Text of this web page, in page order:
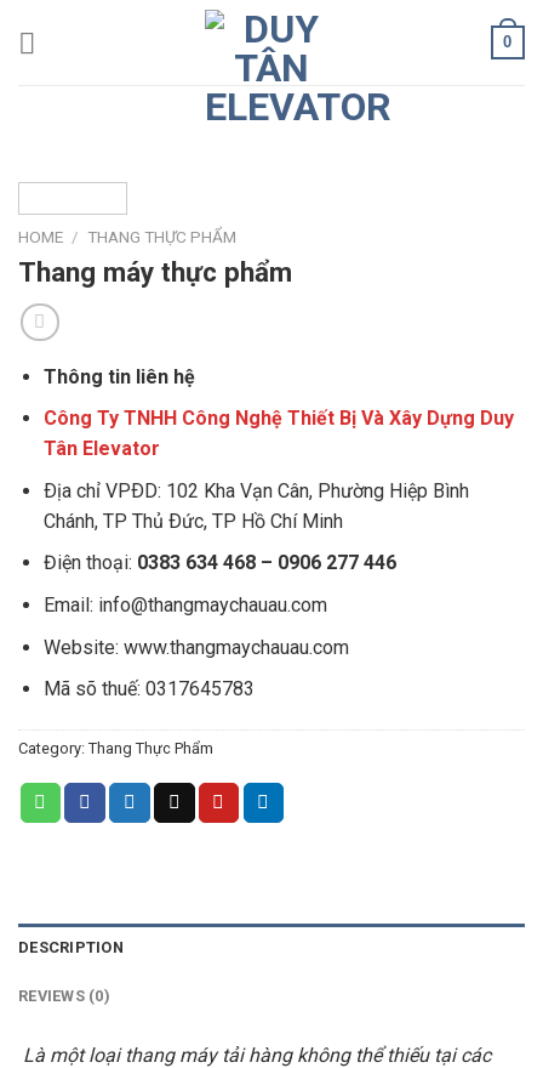
0
HOME / THANG THỰC PHẨM
Thang máy thực phẩm
Thông tin liên hệ
Công Ty TNHH Công Nghệ Thiết Bị Và Xây Dựng Duy
Tân Elevator
Ðịa chỉ VPÐD: 102 Kha Vạn Cân, Phường Hiệp Bình
Chánh, TP Thủ Ðức, TP Hồ Chí Minh
Điện thoại: 0383 634 468 – 0906 277 446
Email: info@thangmaychauau.com
Website: www.thangmaychauau.com
Mã sõ thuế: 0317645783
Category: Thang Thực Phẩm
DESCRIPTION
REVIEWS (0)
Là một loại thang máy tải hàng không thể thiếu tại các